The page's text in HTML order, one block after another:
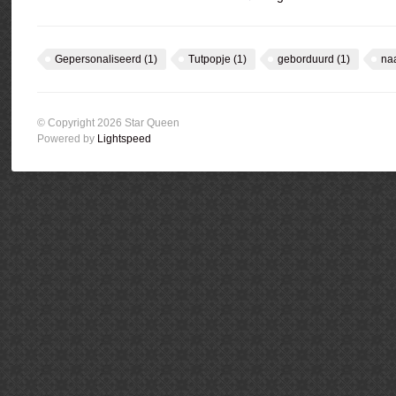
Gepersonaliseerd (1) Tutpopje (1) geborduurd (1)
© Copyright 2026 Star Queen
Powered by Lightspeed